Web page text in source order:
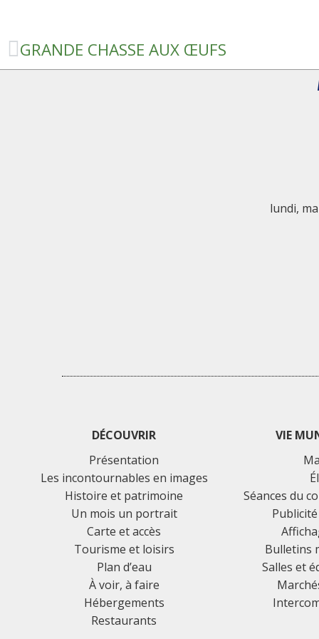
GRANDE CHASSE AUX ŒUFS
lundi,
DÉCOUVRIR
Présentation
Les incontournables en images
Histoire et patrimoine
Un mois un portrait
Carte et accès
Tourisme et loisirs
Plan d’eau
À voir, à faire
Hébergements
Restaurants
VIE
Séances du
Bulletins
Salles et